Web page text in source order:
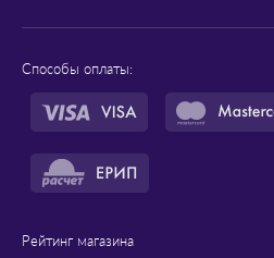
Способы оплаты:
Рейтинг магазина